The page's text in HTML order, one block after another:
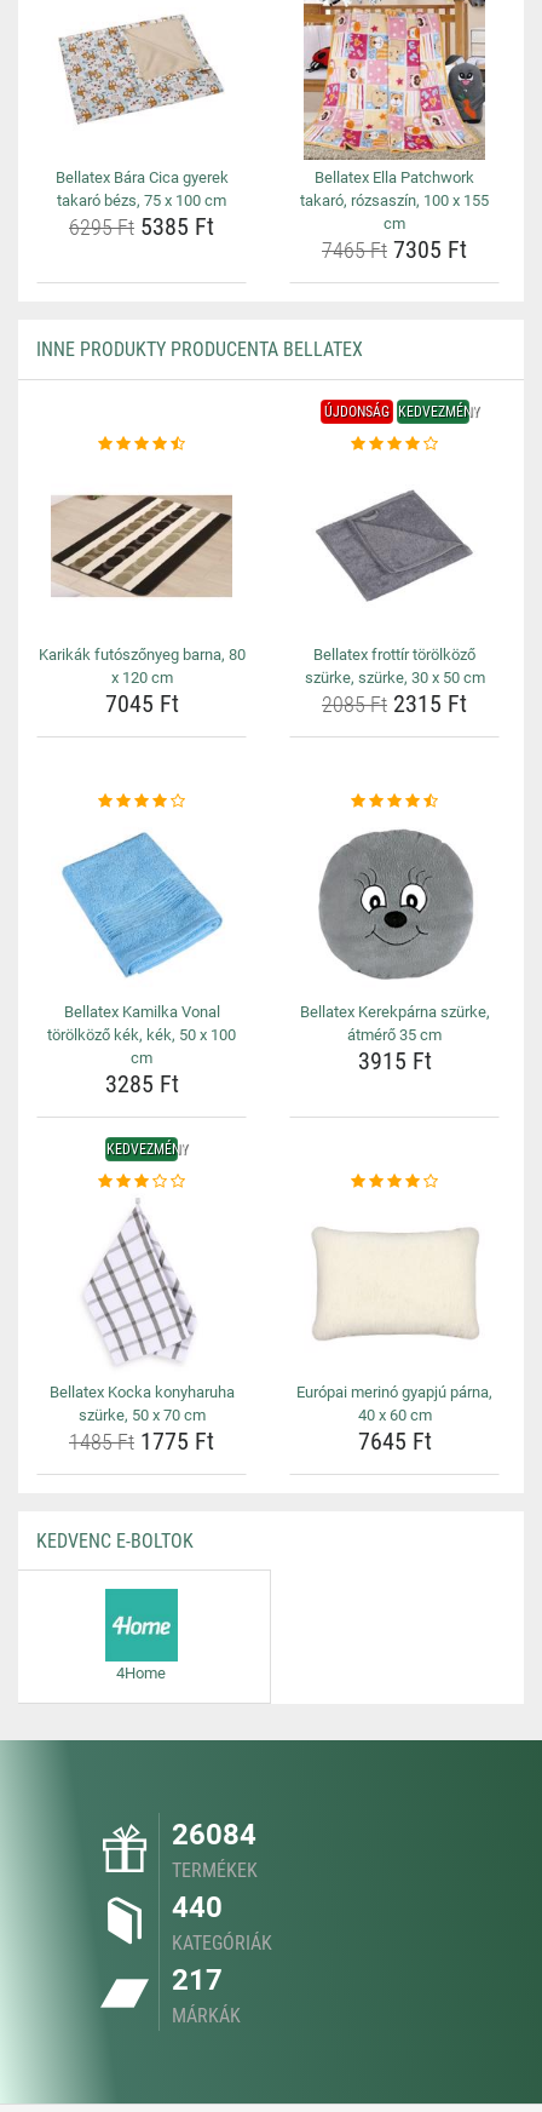
Bellatex Bára Cica gyerek
takaró bézs, 75 x 100 cm
6295 Ft 5385 Ft
Bellatex Ella Patchwork
takaró, rózsaszín, 100 x 155
cm
7465 Ft 7305 Ft
INNE PRODUKTY PRODUCENTA BELLATEX
Karikák futószőnyeg barna, 80
x 120 cm
7045 Ft
ÚJDONSÁG KEDVEZMÉNY
Bellatex frottír törölköző
szürke, szürke, 30 x 50 cm
2085 Ft 2315 Ft
Bellatex Kamilka Vonal
törölköző kék, kék, 50 x 100
cm
3285 Ft
Bellatex Kerekpárna szürke,
átmérő 35 cm
3915 Ft
KEDVEZMÉNY
Bellatex Kocka konyharuha
szürke, 50 x 70 cm
1485 Ft 1775 Ft
Európai merinó gyapjú párna,
40 x 60 cm
7645 Ft
KEDVENC E-BOLTOK
4Home
26084
TERMÉKEK
440
KATEGÓRIÁK
217
MÁRKÁK